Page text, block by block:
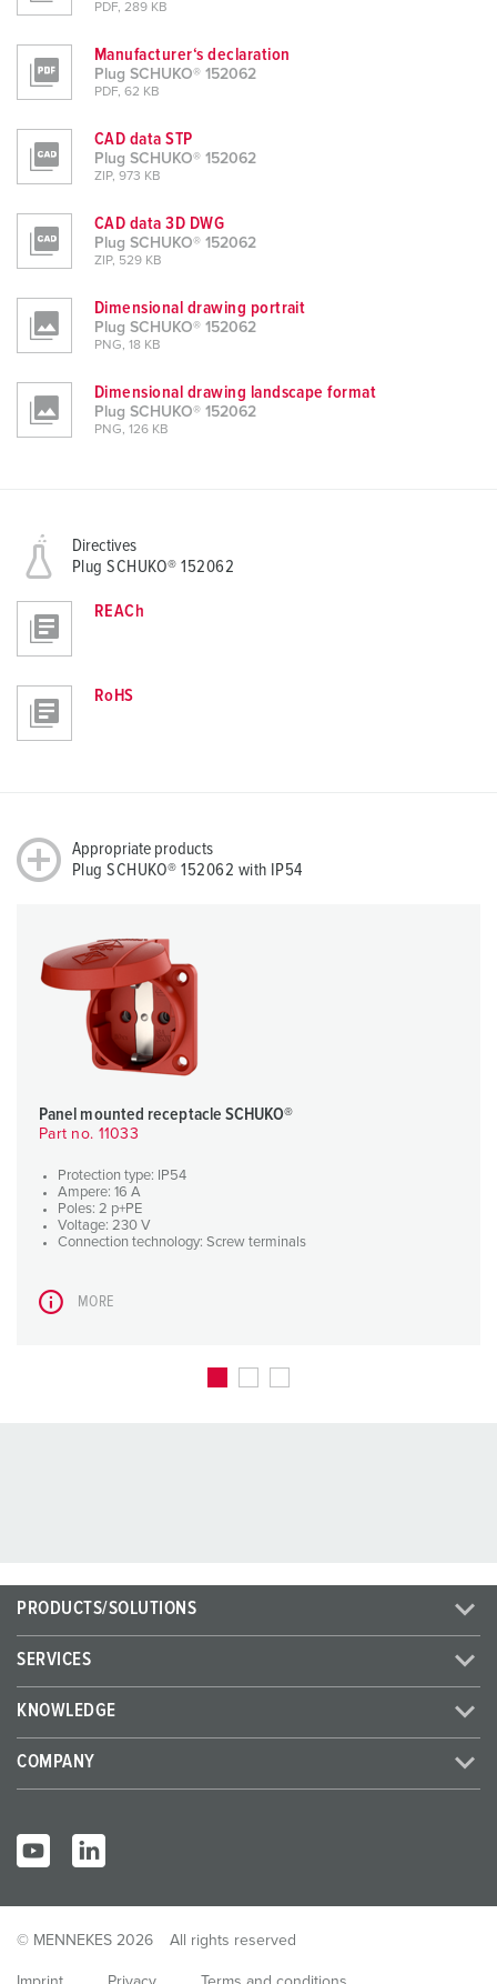
PDF, 289 KB
Manufacturer‘s declaration
Plug SCHUKO® 152062
PDF, 62 KB
CAD data STP
Plug SCHUKO® 152062
ZIP, 973 KB
CAD data 3D DWG
Plug SCHUKO® 152062
ZIP, 529 KB
Dimensional drawing portrait
Plug SCHUKO® 152062
PNG, 18 KB
Dimensional drawing landscape format
Plug SCHUKO® 152062
PNG, 126 KB
Directives
Plug SCHUKO® 152062
REACh
RoHS
Appropriate products
Plug SCHUKO® 152062 with IP54
Panel mounted receptacle SCHUKO®
Part no. 11033
Protection type: IP54
Ampere: 16 A
Poles: 2 p+PE
Voltage: 230 V
Connection technology: Screw terminals
MORE
PRODUCTS/SOLUTIONS
SERVICES
KNOWLEDGE
COMPANY
© MENNEKES 2026 All rights reserved